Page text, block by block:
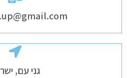
גני עם,